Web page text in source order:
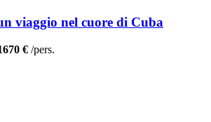
viaggio nel cuore di Cuba
€ /pers.